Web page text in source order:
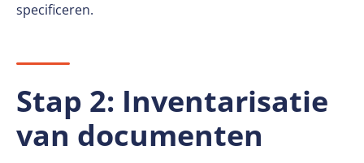
specificeren.
Stap 2: Inventarisatie
van documenten